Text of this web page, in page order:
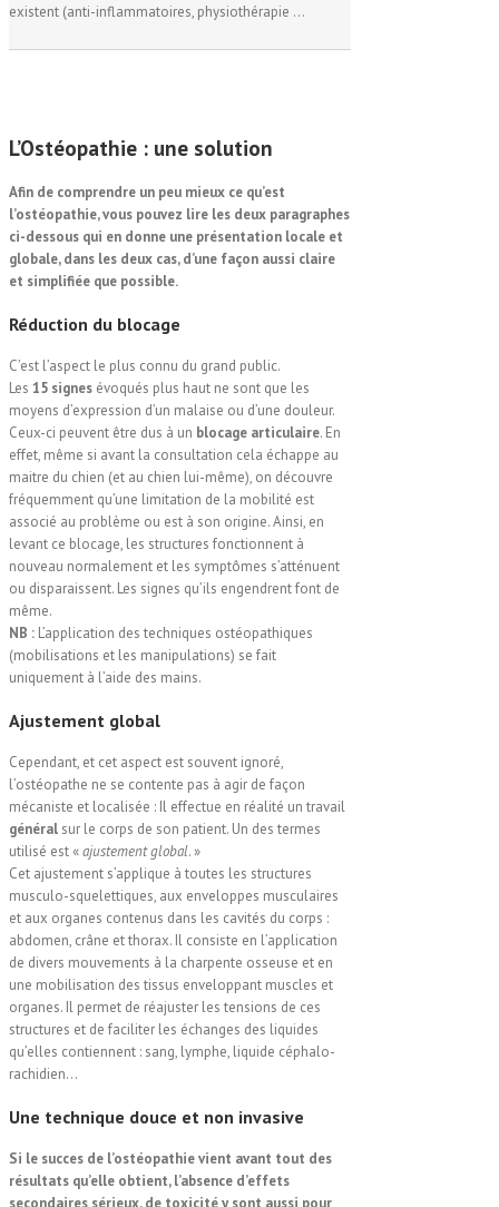
existent (anti-inflammatoires, physiothérapie …
L’Ostéopathie : une solution
Afin de comprendre un peu mieux ce qu’est
l’ostéopathie, vous pouvez lire les deux paragraphes
ci-dessous qui en donne une présentation locale et
globale, dans les deux cas, d’une façon aussi claire
et simplifiée que possible.
Réduction du blocage
C’est l’aspect le plus connu du grand public.
Les 15 signes évoqués plus haut ne sont que les
moyens d’expression d’un malaise ou d’une douleur.
Ceux-ci peuvent être dus à un blocage articulaire. En
effet, même si avant la consultation cela échappe au
maitre du chien (et au chien lui-même), on découvre
fréquemment qu’une limitation de la mobilité est
associé au problème ou est à son origine. Ainsi, en
levant ce blocage, les structures fonctionnent à
nouveau normalement et les symptômes s’atténuent
ou disparaissent. Les signes qu’ils engendrent font de
même.
NB : L’application des techniques ostéopathiques
(mobilisations et les manipulations) se fait
uniquement à l’aide des mains.
Ajustement global
Cependant, et cet aspect est souvent ignoré,
l’ostéopathe ne se contente pas à agir de façon
mécaniste et localisée : Il effectue en réalité un travail
général sur le corps de son patient. Un des termes
utilisé est «ajustement global. »
Cet ajustement s’applique à toutes les structures
musculo-squelettiques, aux enveloppes musculaires
et aux organes contenus dans les cavités du corps :
abdomen, crâne et thorax. Il consiste en l’application
de divers mouvements à la charpente osseuse et en
une mobilisation des tissus enveloppant muscles et
organes. Il permet de réajuster les tensions de ces
structures et de faciliter les échanges des liquides
qu’elles contiennent : sang, lymphe, liquide céphalo-
rachidien…
Une technique douce et non invasive
Si le succes de l’ostéopathie vient avant tout des
résultats qu’elle obtient, l’absence d’effets